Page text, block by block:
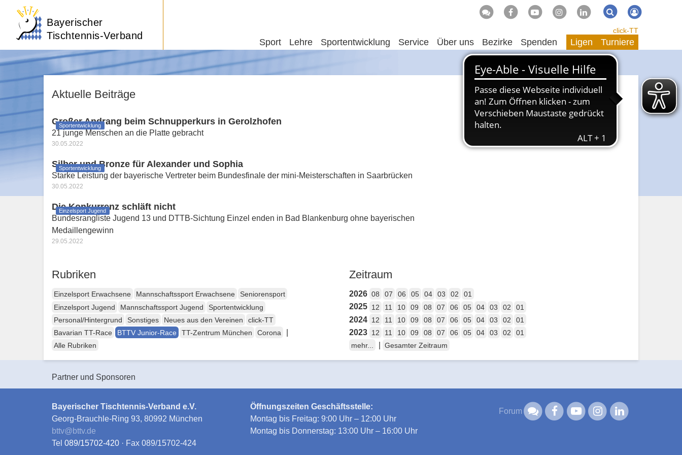
Bayerischer
Tischtennis-Verband
Suche Suchen
Sport Lehre Sportentwicklung Service Über uns Bezirke Spenden
click-TT
Ligen Turniere
Aktuelle Beiträge
Sportentwicklung
Großer Andrang beim Schnupperkurs in Gerolzhofen
21 junge Menschen an die Platte gebracht
30.05.2022
Sportentwicklung
Silber und Bronze für Alexander und Sophia
Starke Leistung der bayerische Vertreter beim Bundesfinale der mini-Meisterschaften in Saarbrücken
30.05.2022
Einzelsport Jugend
Die Konkurrenz schläft nicht
Bundesrangliste Jugend 13 und DTTB-Sichtung Einzel enden in Bad Blankenburg ohne bayerischen
Medaillengewinn
29.05.2022
Rubriken
Einzelsport Erwachsene Mannschaftssport Erwachsene
Seniorensport
Einzelsport Jugend
Mannschaftssport Jugend
Sportentwicklung
Personal/Hintergrund
Sonstiges Neues aus den Vereinen
click-TT
Bavarian TT-Race
BTTV Junior-Race TT-Zentrum München Corona
Alle Rubriken
Zeitraum
2026 08 07 06 05 04 03 02 01
2025 12 11 10 09 08 07 06 05 04 03 02 01
2024 12 11 10 09 08 07 06 05 04 03 02 01
2023 12 11 10 09 08 07 06 05 04 03 02
01
mehr...
Gesamter Zeitraum
Partner und Sponsoren
Bayerischer Tischtennis-Verband e.V.
Georg-Brauchle-Ring 93, 80992 München
bttv@bttv.de
Tel 089/15702-420 · Fax 089/15702-424
Öffnungszeiten Geschäftsstelle:
Montag bis Freitag: 9:00 Uhr – 12:00 Uhr
Montag bis Donnerstag: 13:00 Uhr – 16:00 Uhr
Forum